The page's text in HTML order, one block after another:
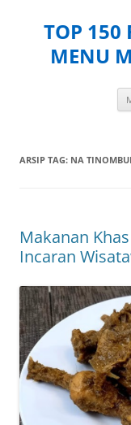
TOP 150
MENU
ARSIP TAG: NA
Makanan
Incaran